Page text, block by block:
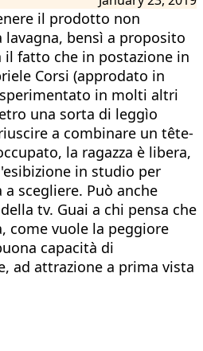
il prodotto non
bensì a proposito
il fatto che in postazione in
Corsi (approdato in
sperimentato in molti altri
una sorta di leggìo
a combinare un tête-
la ragazza è libera,
in studio per
scegliere. Può anche
tv. Guai a chi pensa che
come vuole la peggiore
capacità di
ad attrazione a prima vista